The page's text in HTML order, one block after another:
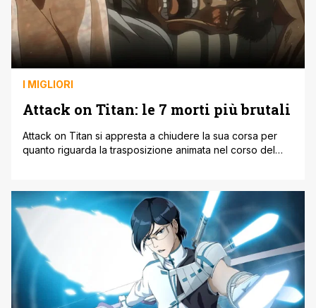
I MIGLIORI
Attack on Titan: le 7 morti più brutali
Attack on Titan si appresta a chiudere la sua corsa per
quanto riguarda la trasposizione animata nel corso del
Attack on Titan. 7 MORTI BRUTALI ? Con il manga che ha
già rivelato il finale della [']